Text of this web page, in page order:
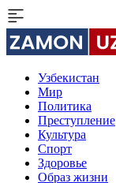
Узбекистан
Мир
Политика
Преступление
Культура
Спорт
Здоровье
Образ жизни